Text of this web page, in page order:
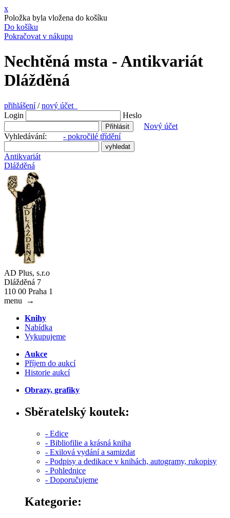
x
Položka byla vložena do košíku
Do košíku
Pokračovat v nákupu
Nechtěná msta - Antikvariát
Dlážděná
přihlášení/nový účet
Login
Heslo
Nový účet
Vyhledávání: - pokročilé třídění
Antikvariát
Dlážděná
AD Plus, s.r.o
Dlážděná 7
110 00 Praha 1
menu
→
Knihy
Nabídka
Vykupujeme
Aukce
Příjem do aukcí
Historie aukcí
Obrazy, grafiky
Sběratelský koutek:
- Edice
- Bibliofilie a krásná kniha
- Exilová vydání a samizdat
- Podpisy a dedikace v knihách, autogramy, rukopisy
- Pohlednice
- Doporučujeme
Kategorie: